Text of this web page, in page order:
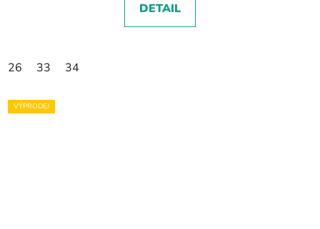
DETAIL
26 33 34
VÝPRODEJ